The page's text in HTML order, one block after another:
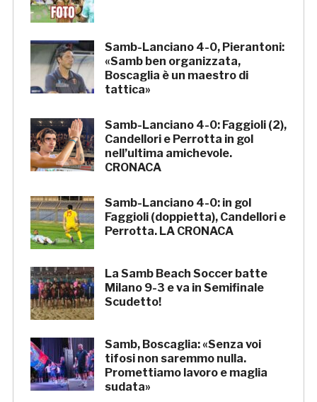
Samb-Lanciano 4-0, Pierantoni:
«Samb ben organizzata,
Boscaglia è un maestro di
tattica»
Samb-Lanciano 4-0: Faggioli (2),
Candellori e Perrotta in gol
nell’ultima amichevole.
CRONACA
Samb-Lanciano 4-0: in gol
Faggioli (doppietta), Candellori e
Perrotta. LA CRONACA
La Samb Beach Soccer batte
Milano 9-3 e va in Semifinale
Scudetto!
Samb, Boscaglia: «Senza voi
tifosi non saremmo nulla.
Promettiamo lavoro e maglia
sudata»